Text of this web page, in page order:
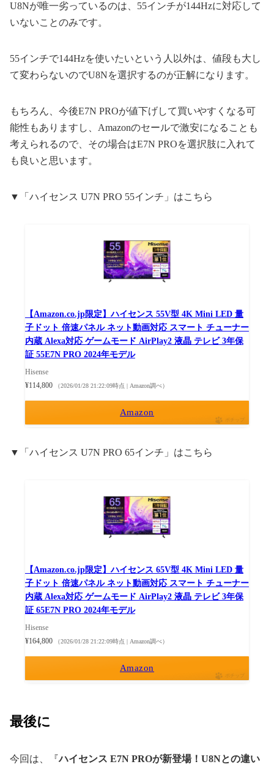
U8Nが唯一劣っているのは、55インチが144Hzに対応して
いないことのみです。
55インチで144Hzを使いたいという人以外は、値段も大し
て変わらないのでU8Nを選択するのが正解になります。
もちろん、今後E7N PROが値下げして買いやすくなる可
能性もありますし、Amazonのセールで激安になることも
考えられるので、その場合はE7N PROを選択肢に入れて
も良いと思います。
▼「ハイセンス U7N PRO 55インチ」はこちら
【Amazon.co.jp限定】ハイセンス 55V型 4K Mini LED 量
子ドット 倍速パネル ネット動画対応 スマート チューナー
内蔵 Alexa対応 ゲームモード AirPlay2 液晶 テレビ 3年保
証 55E7N PRO 2024年モデル
Hisense
¥114,800
（2026/01/28 21:22:09時点 | Amazon調べ）
Amazon
ポチップ
▼「ハイセンス U7N PRO 65インチ」はこちら
【Amazon.co.jp限定】ハイセンス 65V型 4K Mini LED 量
子ドット 倍速パネル ネット動画対応 スマート チューナー
内蔵 Alexa対応 ゲームモード AirPlay2 液晶 テレビ 3年保
証 65E7N PRO 2024年モデル
Hisense
¥164,800
（2026/01/28 21:22:09時点 | Amazon調べ）
Amazon
ポチップ
最後に
今回は、『ハイセンス E7N PROが新登場！U8Nとの違い